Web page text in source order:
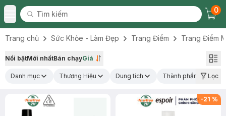
Toggle Menu
Tìm kiếm
Tìm kiếm
0
Trang chủ Sức Khỏe - Làm Đẹp Trang Điểm Trang Điểm
Nổi bậtMới nhấtBán chạyGiá
Danh mục Thương Hiệu Dung tích Thành phần nổi bật
Lọc
-21 %